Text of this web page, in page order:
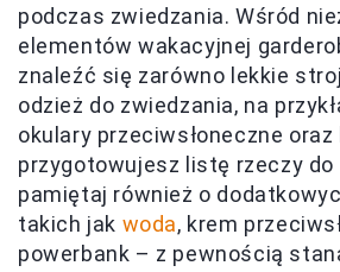
podczas zwiedzania. Wśród
elementów wakacyjnej
znaleźć się zarówno lekkie
odzież do zwiedzania, na
okulary przeciwsłoneczne oraz
przygotowujesz listę rzeczy do
pamiętaj również o
takich jak woda, krem
powerbank – z pewnością